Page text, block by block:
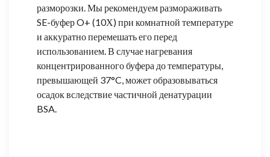
разморозки. Мы рекомендуем размораживать
SE-буфер O+ (10Х) при комнатной температуре
и аккуратно перемешать его перед
использованием. В случае нагревания
концентрированного буфера до температуры,
превышающей 37°C, может образовываться
осадок вследствие частичной денатурации
BSA.